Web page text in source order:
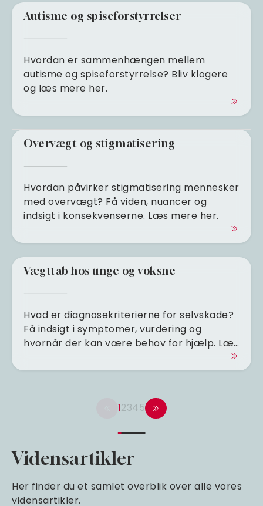
Autisme og spiseforstyrrelser
Hvordan er sammenhængen mellem
autisme og spiseforstyrrelse? Bliv klogere
og læs mere her.
Overvægt og stigmatisering
Hvordan påvirker stigmatisering mennesker
med overvægt? Få viden, nuancer og
indsigt i konsekvenserne. Læs mere her.
Vægttab hos unge og voksne
Hvad er diagnosekriterierne for selvskade?
Få indsigt i symptomer, vurdering og
hvornår der kan være behov for hjælp. Læ…
12345
Vidensartikler
Her finder du et samlet overblik over alle vores
vidensartikler.